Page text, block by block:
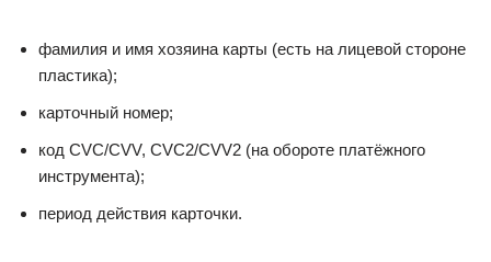
фамилия и имя хозяина карты (есть на лицевой стороне
пластика);
карточный номер;
код CVC/CVV, CVC2/CVV2 (на обороте платёжного
инструмента);
период действия карточки.